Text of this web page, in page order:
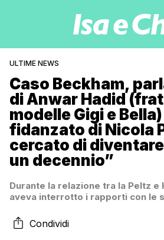
ULTIME NEWS
Caso Beckham,
di Anwar Hadid
modelle Gigi e
fidanzato di Nicola
cercato di
un decennio”
Durante la relazione tra la Peltz
aveva interrotto i rapporti con le
Condividi